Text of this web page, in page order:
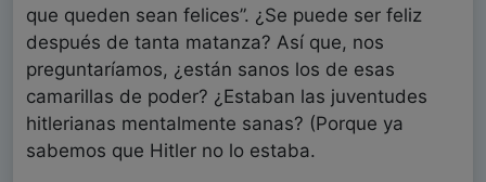
que queden sean felices”. ¿Se puede ser feliz
después de tanta matanza? Así que, nos
preguntaríamos, ¿están sanos los de esas
camarillas de poder? ¿Estaban las juventudes
hitlerianas mentalmente sanas? (Porque ya
sabemos que Hitler no lo estaba.